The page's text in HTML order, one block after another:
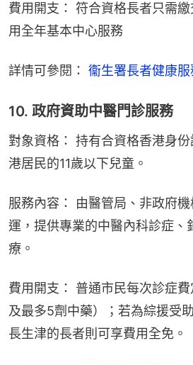
費用開支： 符合資格長者只需
用全年基本中心服務
詳情可參閱： 衞生署長者健康
10. 政府資助中醫門診服務
對象資格： 持有合資格香港身
港居民的11歲以下兒童。
服務內容： 由醫管局、非政府
運，提供專業的中醫內科診症、
療。
費用開支： 普通市民每次診症
及最多5劑中藥）；若為綜援受
長生津的長者則可享費用全免。